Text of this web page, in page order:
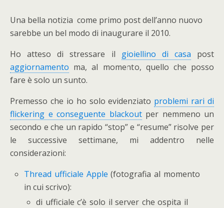
Una bella notizia come primo post dell’anno nuovo
sarebbe un bel modo di inaugurare il 2010.
Ho atteso di stressare il gioiellino di casa post
aggiornamento ma, al momento, quello che posso
fare è solo un sunto.
Premesso che io ho solo evidenziato problemi rari di
flickering e conseguente blackoutper nemmeno un
secondo e che un rapido “stop” e “resume” risolve per
le successive settimane, mi addentro nelle
considerazioni:
Thread ufficiale Apple (fotografia al momento
in cui scrivo):
di ufficiale c’è solo il server che ospita il